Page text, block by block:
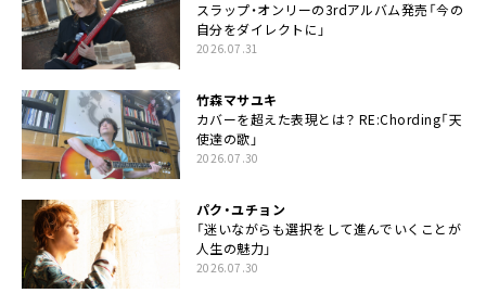
スラップ・オンリーの3rdアルバム発売「今の
自分をダイレクトに」
2026.07.31
竹森マサユキ
カバーを超えた表現とは？ RE:Chording「天
使達の歌」
2026.07.30
パク・ユチョン
「迷いながらも選択をして進んでいくことが
人生の魅力」
2026.07.30